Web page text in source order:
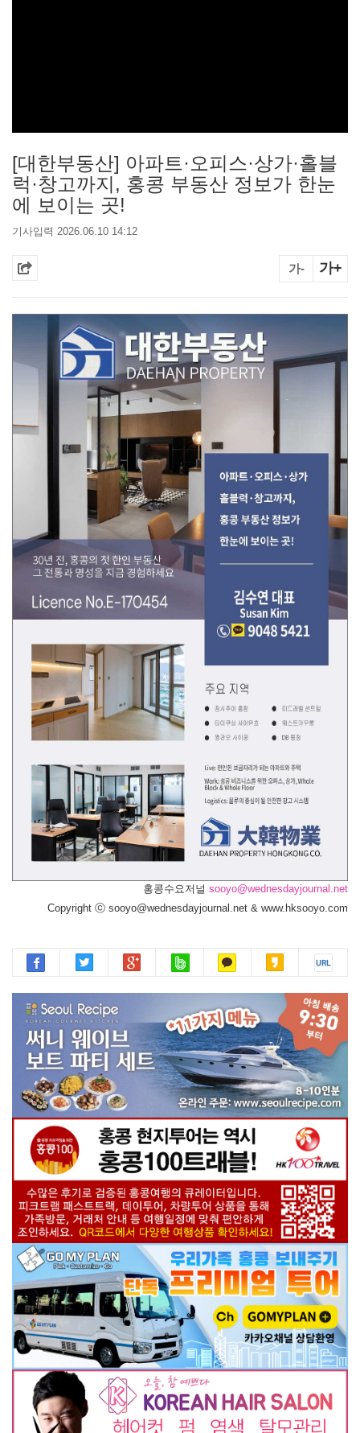
[대한부동산] 아파트·오피스·상가·홀블
럭·창고까지, 홍콩 부동산 정보가 한눈
에 보이는 곳!
기사입력 2026.06.10 14:12
가- 가+
홍콩수요저널 sooyo@wednesdayjournal.net
Copyright ⓒ sooyo@wednesdayjournal.net & www.hksooyo.com